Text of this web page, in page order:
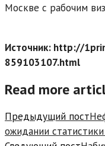
Москве с рабочим
Источник: http://
859103107.html
Read more
Предыдущий пост
ожидании